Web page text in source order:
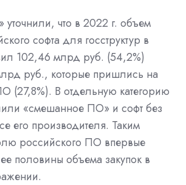
уточнили, что в 2022 г. объем
софта для госструктур в
102,46 млрд руб. (54,2%)
руб., которые пришлись на
(27,8%). В отдельную категорию
«смешанное ПО» и софт без
его производителя. Таким
российского ПО впервые
половины объема закупок в